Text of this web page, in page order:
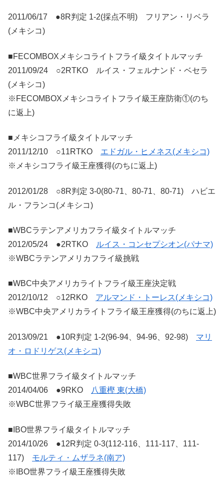
2011/06/17 ●8R判定 1-2(採点不明) フリアン・リベラ
(メキシコ)
■FECOMBOXメキシコライトフライ級タイトルマッチ
2011/09/24 ○2RTKO ルイス・フェルナンド・ベセラ
(メキシコ)
※FECOMBOXメキシコライトフライ級王座防衛①(のち
に返上)
■メキシコフライ級タイトルマッチ
2011/12/10 ○11RTKO エドガル・ヒメネス(メキシコ)
※メキシコフライ級王座獲得(のちに返上)
2012/01/28 ○8R判定 3-0(80-71、80-71、80-71) ハビエ
ル・フランコ(メキシコ)
■WBCラテンアメリカフライ級タイトルマッチ
2012/05/24 ●2RTKO
ルイス・コンセプシオン(パナマ)
※WBCラテンアメリカフライ級挑戦
■WBC中央アメリカライトフライ級王座決定戦
2012/10/12 ○12RKO アルマンド・トーレス(メキシコ)
※WBC中央アメリカライトフライ級王座獲得(のちに返上)
2013/09/21 ●10R判定 1-2(96-94、94-96、92-98) マリ
オ・ロドリゲス(メキシコ)
■WBC世界フライ級タイトルマッチ
2014/04/06 ●9RKO
八重樫 東(大橋)
※WBC世界フライ級王座獲得失敗
■IBO世界フライ級タイトルマッチ
2014/10/26 ●12R判定 0-3(112-116、111-117、111-
117) モルティ・ムザラネ(南ア)
※IBO世界フライ級王座獲得失敗